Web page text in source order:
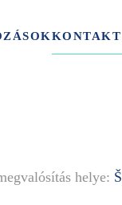
KONTAKT
helye: